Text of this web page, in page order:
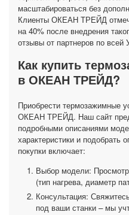
масштабироваться без
Клиенты ОКЕАН ТРЕЙД
на 40% после внедрения
отзывы от партнеров по всей
Как купить
в ОКЕАН ТРЕЙД?
Приобрести термозажимные
ОКЕАН ТРЕЙД. Наш сайт
подробными описаниями
характеристики и подобрать
покупки включает:
Выбор модели:
(тип нагрева, диаметр
Консультация:
под ваши станки – мы